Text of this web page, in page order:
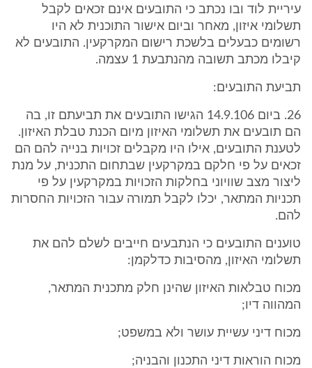
עיריית לוד ובו נכתב כי התובעים אינם זכאים לקבל
תשלומי איזון, מאחר וביום אישור התוכנית לא היו
רשומים כבעלים בלשכת רישום המקרקעין. התובעים לא
קיבלו מכתב תשובה מהנתבעת 1 עצמה.
תביעת התובעים:
26. ביום 14.9.106 הגישו התובעים את תביעתם זו, בה
הם תובעים את תשלומי האיזון מיום הכנת טבלת האיזון.
לטענת התובעים, אילו היו מקבלים זכויות בנייה להם הם
זכאים על פי חלקם במקרקעין שבתחום התכנית, על מנת
ליצור מצב שוויוני בחלקות הזכויות במקרקעין על פי
תכניות המתאר, יכלו לקבל תמורה עבור הזכויות החסרות
להם.
טוענים התובעים כי הנתבעים חייבים לשלם להם את
תשלומי האיזון, מהסיבות כדלקמן:
מכוח טבלאות האיזון שהינן חלק מתכנית המתאר,
המהווה דיו;
מכוח דיני עשיית עושר ולא במשפט;
מכוח הוראות דיני התכנון והבניה;